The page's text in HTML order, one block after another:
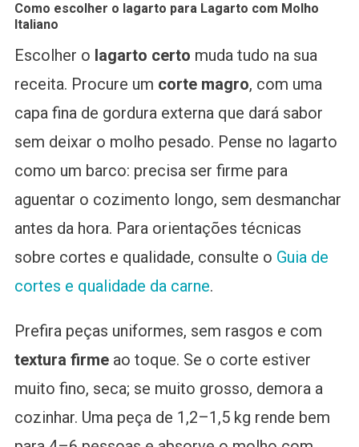
Como escolher o lagarto para Lagarto com Molho
Italiano
Escolher o lagarto certo muda tudo na sua
receita. Procure um corte magro, com uma
capa fina de gordura externa que dará sabor
sem deixar o molho pesado. Pense no lagarto
como um barco: precisa ser firme para
aguentar o cozimento longo, sem desmanchar
antes da hora. Para orientações técnicas
sobre cortes e qualidade, consulte o Guia de
cortes e qualidade da carne.
Prefira peças uniformes, sem rasgos e com
textura firmeao toque. Se o corte estiver
muito fino, seca; se muito grosso, demora a
cozinhar. Uma peça de 1,2–1,5 kg rende bem